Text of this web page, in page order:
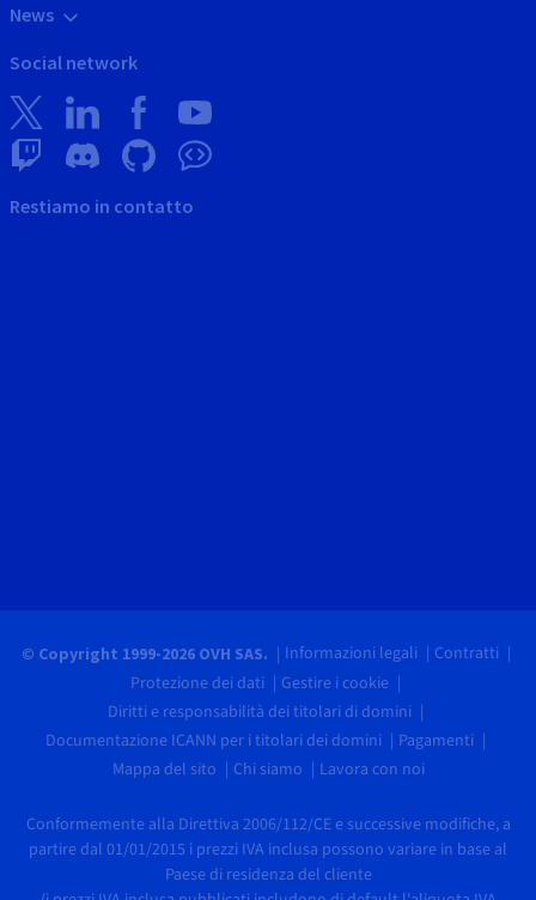
News
Social network
Restiamo in contatto
© Copyright 1999-2026 OVH SAS. Informazioni legali
Contratti
Protezione dei dati
Gestire i cookie
Diritti e responsabilità dei titolari di domini
Documentazione ICANN per i titolari dei domini
Pagamenti
Mappa del sito
Chi siamo Lavora con noi
Conformemente alla Direttiva 2006/112/CE e successive modifiche, a
partire dal 01/01/2015 i prezzi IVA inclusa possono variare in base al
Paese di residenza del cliente